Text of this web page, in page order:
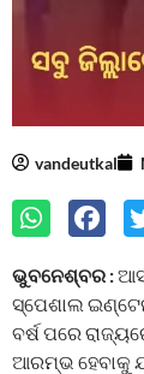
vandeutkal
ଭୁବନେଶ୍ବର :
ସ୍ପେଶାଲ
ବର୍ଷ ପରେ
ଆରମ୍ଭ ହେବାକୁ